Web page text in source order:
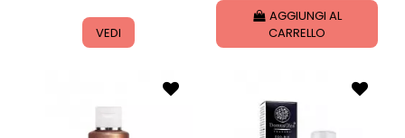
VEDI
AGGIUNGI AL
CARRELLO